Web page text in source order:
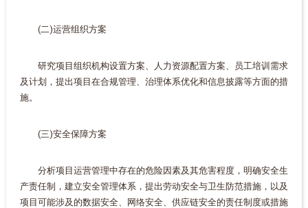
(二)运营组织方案
研究项目组织机构设置方案、人力资源配置方案、员工培训需求
及计划，提出项目在合规管理、治理体系优化和信息披露等方面的措
施。
(三)安全保障方案
分析项目运营管理中存在的危险因素及其危害程度，明确安全生
产责任制，建立安全管理体系，提出劳动安全与卫生防范措施，以及
项目可能涉及的数据安全、网络安全、供应链安全的责任制度或措施